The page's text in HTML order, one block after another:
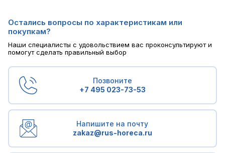
Остались вопросы по характеристикам или
покупкам?
Наши специалисты с удовольствием вас проконсультируют и
помогут сделать правильный выбор
Позвоните
+7 495 023-73-53
Напишите на почту
zakaz@rus-horeca.ru